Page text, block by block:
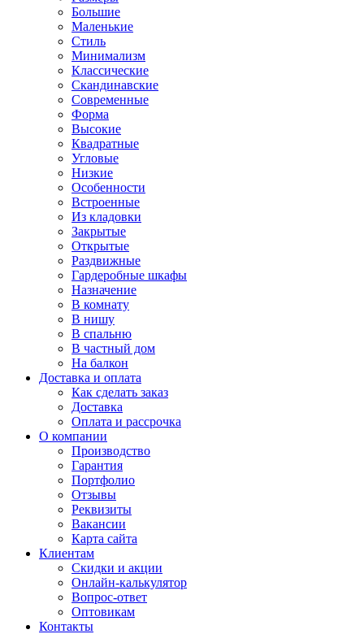
Большие
Маленькие
Стиль
Минимализм
Классические
Скандинавские
Современные
Форма
Высокие
Квадратные
Угловые
Низкие
Особенности
Встроенные
Из кладовки
Закрытые
Открытые
Раздвижные
Гардеробные шкафы
Назначение
В комнату
В нишу
В спальню
В частный дом
На балкон
Доставка и оплата
Как сделать заказ
Доставка
Оплата и рассрочка
О компании
Производство
Гарантия
Портфолио
Отзывы
Реквизиты
Вакансии
Карта сайта
Клиентам
Скидки и акции
Онлайн-калькулятор
Вопрос-ответ
Оптовикам
Контакты